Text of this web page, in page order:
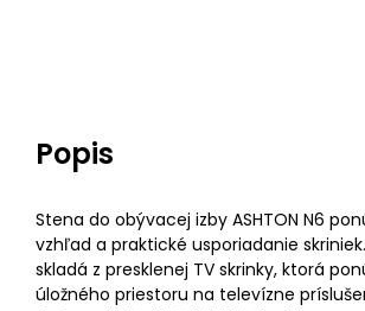
Popis
Stena do obývacej izby ASHTON N6
vzhľad a praktické usporiadanie
skladá z presklenej TV skrinky, ktorá
úložného priestoru na televízne